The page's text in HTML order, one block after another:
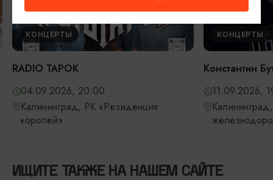
КОНЦЕРТЫ
RADIO TAPOK
04.09.2026, 20:00
Калининград, РК «Резиденция
королей»
КОНЦЕРТЫ
Константин
11.09.2026,
ИЩИТЕ ТАКЖЕ НА НАШЕМ САЙТЕ